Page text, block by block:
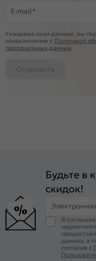
E-mail*
Указывая свои данные, вы
ознакомление c Политикой
персональных данных
Отправить
Будьте в
скидок!
Я
данных, а
согласие с